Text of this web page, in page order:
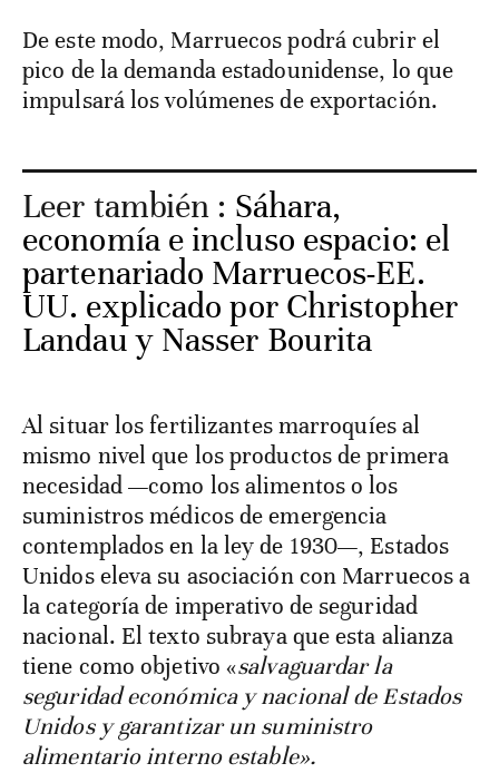
De este modo, Marruecos podrá cubrir el
pico de la demanda estadounidense, lo que
impulsará los volúmenes de exportación.
Leer también : Sáhara,
economía e incluso espacio: el
partenariado Marruecos-EE.
UU. explicado por Christopher
Landau y Nasser Bourita
Al situar los fertilizantes marroquíes al
mismo nivel que los productos de primera
necesidad —como los alimentos o los
suministros médicos de emergencia
contemplados en la ley de 1930—, Estados
Unidos eleva su asociación con Marruecos a
la categoría de imperativo de seguridad
nacional. El texto subraya que esta alianza
tiene como objetivo «salvaguardar la
seguridad económica y nacional de Estados
Unidos y garantizar un suministro
alimentario interno estable».